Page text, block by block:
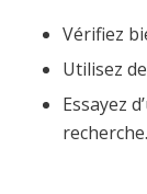
Vérifiez
Utilisez
Essayez
recherche.